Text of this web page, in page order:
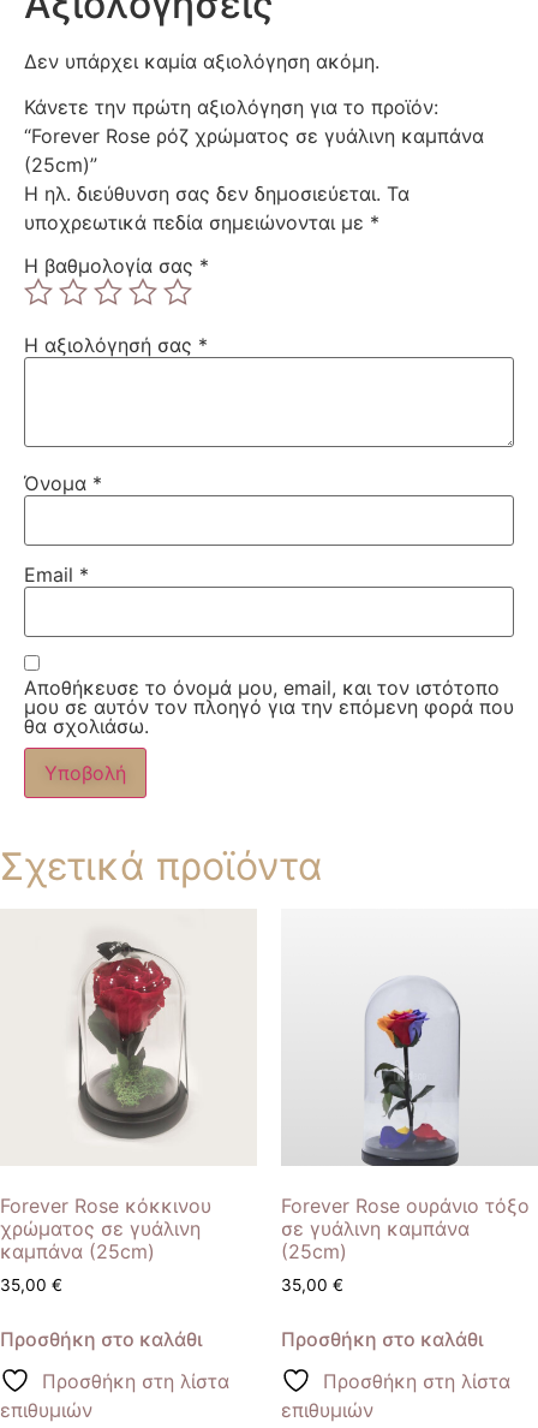
Δεν υπάρχει καμία αξιολόγηση ακόμη.
Κάνετε την πρώτη αξιολόγηση για το προϊόν:
“Forever Rose ρόζ χρώματος σε γυάλινη καμπάνα
(25cm)”
Η ηλ. διεύθυνση σας δεν δημοσιεύεται. Τα
υποχρεωτικά πεδία σημειώνονται με *
Η βαθμολογία σας *
Η αξιολόγησή σας *
Όνομα *
Email *
Αποθήκευσε το όνομά μου, email, και τον ιστότοπο
μου σε αυτόν τον πλοηγό για την επόμενη φορά που
θα σχολιάσω.
Σχετικά προϊόντα
Forever Rose κόκκινου
χρώματος σε γυάλινη
καμπάνα (25cm)
35,00 €
Προσθήκη στο καλάθι
Προσθήκη στη λίστα
επιθυμιών
Forever Rose ουράνιο τόξο
σε γυάλινη καμπάνα
(25cm)
35,00 €
Προσθήκη στο καλάθι
Προσθήκη στη λίστα
επιθυμιών